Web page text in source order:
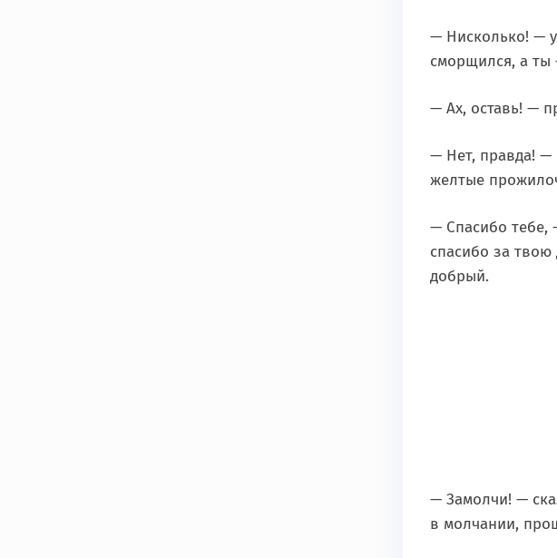
— Нисколько! —
сморщился, а ты
— Ах, оставь! —
— Нет, правда! —
желтые
— Спасибо тебе,
спасибо за твою
добрый.
— Замолчи! —
в молчании,